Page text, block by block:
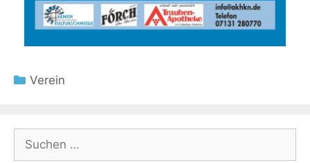
Kategorien
Verein
Suchen
nach: